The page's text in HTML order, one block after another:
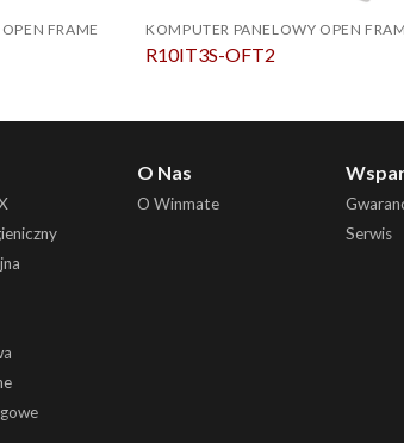
FRAME KOMPUTER PANELOWY OPEN
R10IT3S-OFT2
O Nas
O Winmate
Serwis